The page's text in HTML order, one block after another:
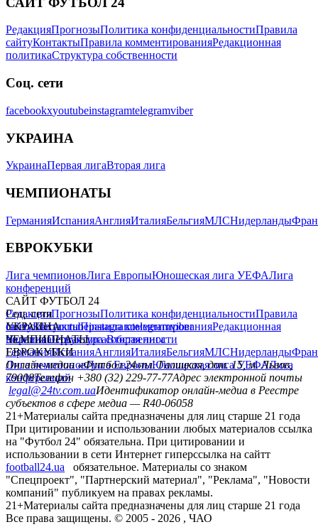
РедакцияПрогнозыПолитика конфиденциальностиПравила
сайтуКонтактыПравила комментированияРедакционная
политикаСтруктура собственности
Соц. сети
facebookxyoutubeinstagramtelegramviber
УКРАИНА
УкраинаПервая лигаВторая лига
ЧЕМПИОНАТЫ
ГерманияИспанияАнглияИталияБельгияМЛСНидерланды
ЕВРОКУБКИ
Лига чемпионовЛига ЕвропыЮношеская лига УЕФАЛига
конференций
САЙТ ФУТБОЛ 24
РедакцияПрогнозыПолитика конфиденциальностиПравила
сайтуКонтактыПравила комментированияРедакционная
политикаСтруктура собственности
Соц. сети
facebookxyoutubeinstagramtelegramviber
УКРАИНА
УкраинаПервая лигаВторая лига
ЧЕМПИОНАТЫ
ГерманияИспанияАнглияИталияБельгияМЛСНидерланды
ЕВРОКУБКИ
Лига чемпионовЛига ЕвропыЮношеская лига УЕФАЛига
конференций
Онлайн-медиа «Футбол 24»пл. Галицкая, дом. 15, м. Львов,
79008Телефон +380 (32) 229-77-77Адрес электронной почты
legal@24tv.com.uaИдентификатор онлайн-медиа в Реестре
субъектов в сфере медиа — R40-06058
21+Материалы сайта предназначены для лиц старше 21 года
При цитировании и использовании любых материалов ссылка
на "Футбол 24" обязательна. При цитировании и
использовании в сети Интернет гиперссылка на сайтт
football24.ua
обязательное. Материалы со знаком
"Спецпроект", "Партнерский материал", "Реклама", "Новости
компаний" публикуем на правах рекламы.
21+Материалы сайта предназначены для лиц старше 21 года
Все права защищены. © 2005 - 2026 , ЧАО